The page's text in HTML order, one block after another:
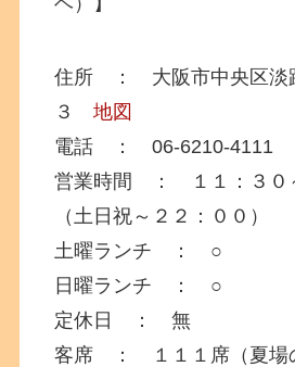
住所 ： 大阪市中央区淡
３地図
電話 ： 06-6210-4111
営業時間 ： １１：３０
（土日祝～２２：００）
土曜ランチ ： ○
日曜ランチ ： ○
定休日 ： 無
客席 ： １１１席（夏場